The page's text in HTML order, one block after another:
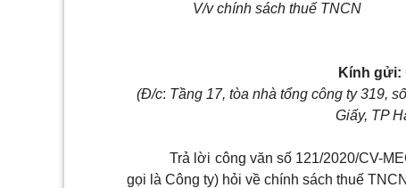
V/v chính sách thuế TNCN
Kính gửi:
(Đ/c: Tầng 17, tòa nhà tổng công ty 319,
Giấy, TP
Trả lời công văn số 121/2020/CV-
gọi là Công ty) hỏi về chính sách thuế